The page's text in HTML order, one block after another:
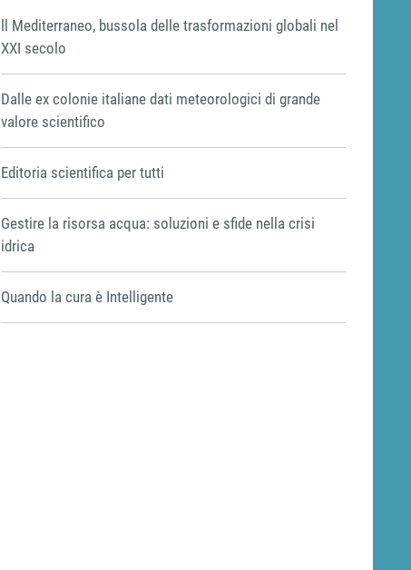
ll Mediterraneo, bussola delle trasformazioni globali nel
XXI secolo
Dalle ex colonie italiane dati meteorologici di grande
valore scientifico
Editoria scientifica per tutti
Gestire la risorsa acqua: soluzioni e sfide nella crisi
idrica
Quando la cura è Intelligente